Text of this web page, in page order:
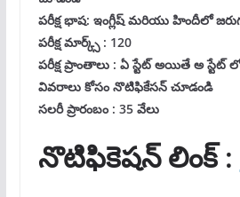
పరీక్ష భాష: ఇంగ్లీష్ మరియు హిందీలో
పరీక్ష మార్క్స్ : 120
పరీక్ష ప్రాంతాలు : ఏ స్టేట్ అయితే అ స్టేట్
వివరాలు కోసం నొటిఫికేసన్ చూడండి
సలరీ ప్రారంబం : 35 వేలు
నొటిఫికెషన్ లింక్ :